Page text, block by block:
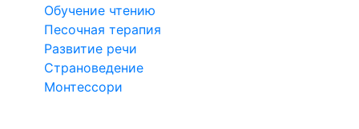
Обучение чтению
Песочная терапия
Развитие речи
Страноведение
Монтессори